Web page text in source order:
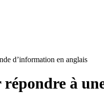
d’information en anglais
à